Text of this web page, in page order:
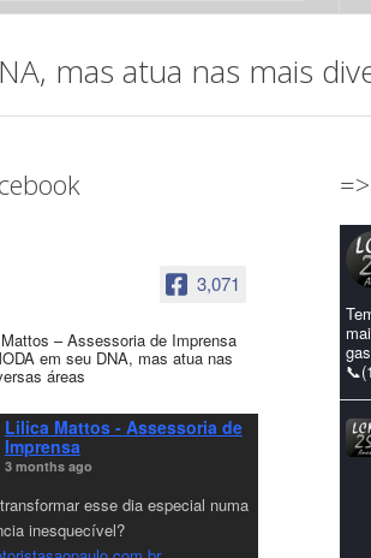
mas atua nas mais
3,071
– Assessoria de Imprensa
em seu DNA, mas atua nas
áreas
Lilica Mattos - Assessoria de
Imprensa
3 months ago
esse dia especial numa
inesquecível?